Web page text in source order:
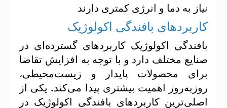
نیاز به دما و انرژی کمتری دارند
کاربردهای بافندگی اکولوژیک
بافندگی اکولوژیک کاربردهای گسترده‌ای در
صنایع مختلف دارد و با توجه به افزایش تقاضا
برای محصولات پایدار و زیست‌محیطی،
روزبه‌روز اهمیت بیشتری پیدا می‌کند. یکی از
اصلی‌ترین کاربردهای بافندگی اکولوژیک در